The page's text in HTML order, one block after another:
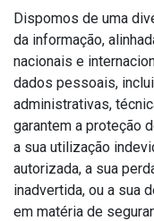
Dispomos de uma
da informação,
nacionais e
dados pessoais,
administrativas,
garantem a proteção
a sua utilização
autorizada, a sua
inadvertida, ou a sua
em matéria de